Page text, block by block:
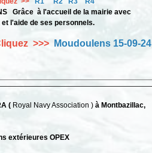
Grâce à l'accueil de la mairie avec
l'aide de ses personnels.
>>> Moudoulens 15-09-24
( Royal Navy Association ) à Montbazillac,
extérieures OPEX